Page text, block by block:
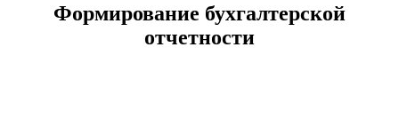
Формирование бухгалтерской
отчетности